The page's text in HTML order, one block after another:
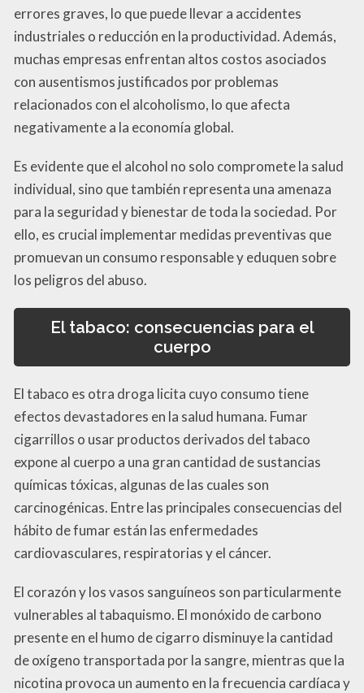
errores graves, lo que puede llevar a accidentes
industriales o reducción en la productividad. Además,
muchas empresas enfrentan altos costos asociados
con ausentismos justificados por problemas
relacionados con el alcoholismo, lo que afecta
negativamente a la economía global.
Es evidente que el alcohol no solo compromete la salud
individual, sino que también representa una amenaza
para la seguridad y bienestar de toda la sociedad. Por
ello, es crucial implementar medidas preventivas que
promuevan un consumo responsable y eduquen sobre
los peligros del abuso.
El tabaco: consecuencias para el
cuerpo
El tabaco es otra droga licita cuyo consumo tiene
efectos devastadores en la salud humana. Fumar
cigarrillos o usar productos derivados del tabaco
expone al cuerpo a una gran cantidad de sustancias
químicas tóxicas, algunas de las cuales son
carcinogénicas. Entre las principales consecuencias del
hábito de fumar están las enfermedades
cardiovasculares, respiratorias y el cáncer.
El corazón y los vasos sanguíneos son particularmente
vulnerables al tabaquismo. El monóxido de carbono
presente en el humo de cigarro disminuye la cantidad
de oxígeno transportada por la sangre, mientras que la
nicotina provoca un aumento en la frecuencia cardíaca y